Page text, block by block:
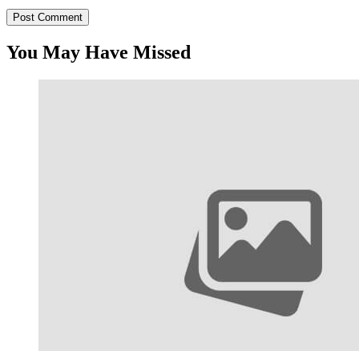
You May Have Missed